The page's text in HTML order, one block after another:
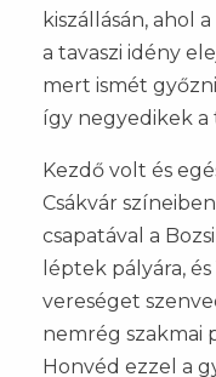
kiszállásán, ahol
a tavaszi idény
mert ismét
így negyedikek a
Kezdő volt és
Csákvár színeiben
csapatával a
léptek pályára,
vereséget
nemrég szakmai
Honvéd ezzel a